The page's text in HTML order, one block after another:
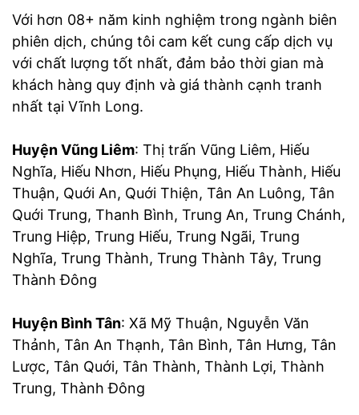
Với hơn 08+ năm kinh nghiệm trong ngành biên
phiên dịch, chúng tôi cam kết cung cấp dịch vụ
với chất lượng tốt nhất, đảm bảo thời gian mà
khách hàng quy định và giá thành cạnh tranh
nhất tại Vĩnh Long.
Huyện Vũng Liêm: Thị trấn Vũng Liêm, Hiếu
Nghĩa, Hiếu Nhơn, Hiếu Phụng, Hiếu Thành, Hiếu
Thuận, Quới An, Quới Thiện, Tân An Luông, Tân
Quới Trung, Thanh Bình, Trung An, Trung Chánh,
Trung Hiệp, Trung Hiếu, Trung Ngãi, Trung
Nghĩa, Trung Thành, Trung Thành Tây, Trung
Thành Đông
Huyện Bình Tân: Xã Mỹ Thuận, Nguyễn Văn
Thảnh, Tân An Thạnh, Tân Bình, Tân Hưng, Tân
Lược, Tân Quới, Tân Thành, Thành Lợi, Thành
Trung, Thành Đông